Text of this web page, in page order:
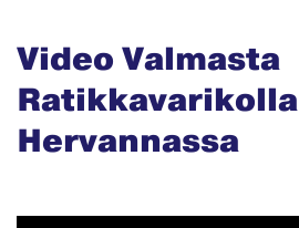
Video Valmasta
Ratikkavarikolla
Hervannassa